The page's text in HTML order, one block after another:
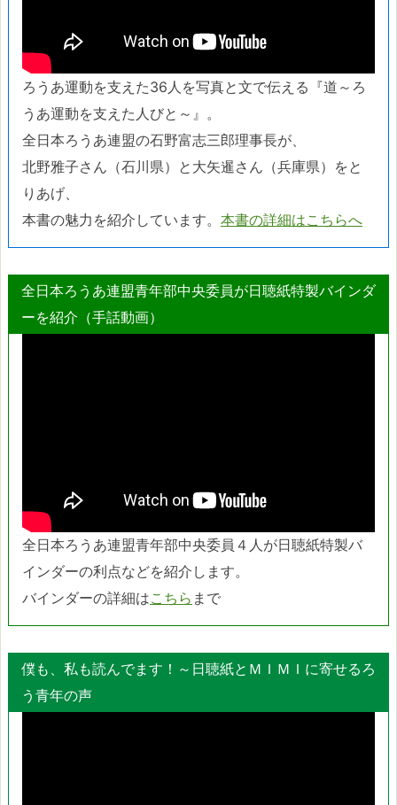
ろうあ運動を支えた36人を写真と文で伝える『道～ろ
うあ運動を支えた人びと～』。
全日本ろうあ連盟の石野富志三郎理事長が、
北野雅子さん（石川県）と大矢暹さん（兵庫県）をと
りあげ、
本書の魅力を紹介しています。 本書の詳細はこちらへ
全日本ろうあ連盟青年部中央委員が日聴紙特製バインダ
ーを紹介（手話動画）
全日本ろうあ連盟青年部中央委員４人が日聴紙特製バ
インダーの利点などを紹介します。
バインダーの詳細はこちら まで
僕も、私も読んでます！～日聴紙とＭＩＭＩに寄せるろ
う青年の声